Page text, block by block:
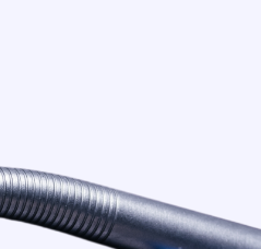
des intérêts par jour de
outre les intérêts légaux et